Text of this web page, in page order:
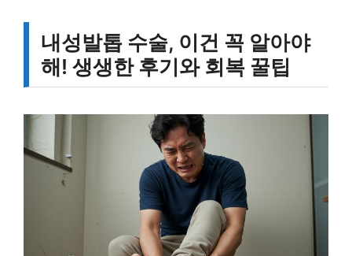
내성발톱 수술, 이건 꼭 알아야
해! 생생한 후기와 회복 꿀팁